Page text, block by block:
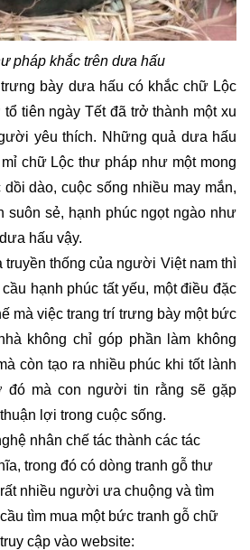
pháp khắc trên dưa hấu
bày dưa hấu có khắc chữ Lộc
tiên ngày Tết đã trở thành một xu
yêu thích. Những quả dưa hấu
chữ Lộc thư pháp như một mong
dào, cuộc sống nhiều may mắn,
suôn sẻ, hạnh phúc ngọt ngào như
hấu vậy.
truyền thống của người Việt nam thì
hạnh phúc tất yếu, một điều đặc
mà việc trang trí trưng bày một bức
không chỉ góp phần làm không
còn tạo ra nhiều phúc khi tốt lành
đó mà con người tin rằng sẽ gặp
lợi trong cuộc sống.
nhân chế tác thành các tác
trong đó có dòng tranh gỗ thư
nhiều người ưa chuộng và tìm
tìm mua một bức tranh gỗ chữ
cập vào website: